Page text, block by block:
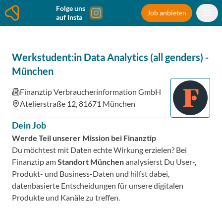
Folge uns
auf Insta
Job anbieten
Werkstudent:in Data Analytics (all genders) -
München
Finanztip Verbraucherinformation GmbH
Atelierstraße 12, 81671 München
Dein Job
Werde Teil unserer Mission bei Finanztip
Du möchtest mit Daten echte Wirkung erzielen? Bei
Finanztip amStandort Münchenanalysierst Du User-,
Produkt- und Business-Daten und hilfst dabei,
datenbasierte Entscheidungen für unsere digitalen
Produkte und Kanäle zu treffen.